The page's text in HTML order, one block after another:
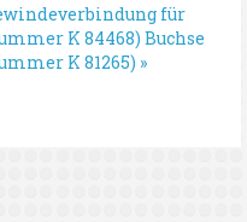
für
K 84468) Buchse
K 81265) »